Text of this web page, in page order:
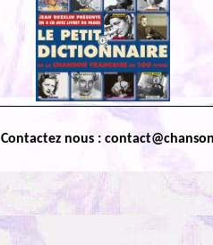
Contactez nous :